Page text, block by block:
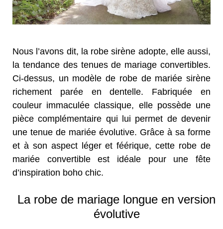
Nous l’avons dit, la robe sirène adopte, elle aussi,
la tendance des tenues de mariage convertibles.
Ci-dessus, un modèle de robe de mariée sirène
richement parée en dentelle. Fabriquée en
couleur immaculée classique, elle possède une
pièce complémentaire qui lui permet de devenir
une tenue de mariée évolutive. Grâce à sa forme
et à son aspect léger et féérique, cette robe de
mariée convertible est idéale pour une fête
d’inspiration boho chic.
La robe de mariage longue en version
évolutive